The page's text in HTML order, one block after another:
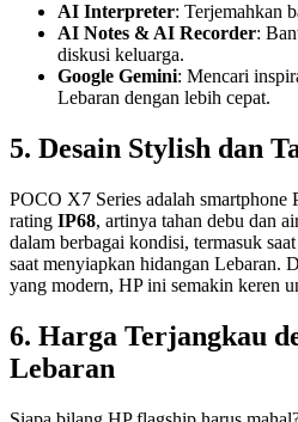
AI Interpreter: Terjemahkan
AI Notes & AI Recorder:
diskusi keluarga.
Google Gemini: Mencari
Lebaran dengan lebih cepat.
5. Desain Stylish dan
POCO X7 Series adalah
rating IP68, artinya tahan debu dan
dalam berbagai kondisi, termasuk
saat menyiapkan hidangan Lebaran.
yang modern, HP ini semakin keren
6. Harga Terjangkau
Lebaran